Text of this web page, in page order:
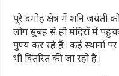
पूरे दमोह क्षेत्र में शनि जयंती
लोग सुबह से ही मंदिरों में
पुण्य कर रहे हैं। कई स्थानों पर
भी वितरित की जा रही है।